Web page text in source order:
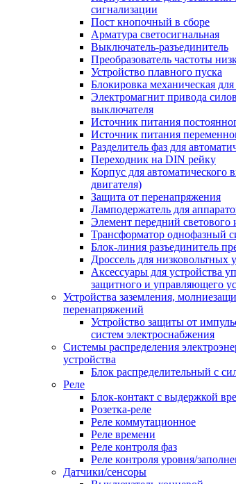
сигнализации
Пост кнопочный в сборе
Арматура светосигнальная
Выключатель-разъединитель
Преобразователь частоты
Устройство плавного пуска
Блокировка механическая
Электромагнит привода
выключателя
Источник питания
Источник питания
Разделитель фаз для
Переходник на DIN рейку
Корпус для автоматического
двигателя)
Защита от перенапряжения
Ламподержатель для
Элемент передний светового
Трансформатор однофазный
Блок-линия разъединитель
Дроссель для низковольтных
Аксессуары для устройства
защитного и управляющего
Устройства заземления,
перенапряжений
Устройство защиты от
систем электроснабжения
Системы распределения
устройства
Блок распределительный с
Реле
Блок-контакт с выдержкой
Розетка-реле
Реле коммутационное
Реле времени
Реле контроля фаз
Реле контроля уровня/
Датчики/сенсоры